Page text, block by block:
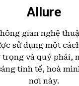
Allure
gian nghệ
sử dụng một
trọng và quý phái,
tinh tế, hoà
nơi này.